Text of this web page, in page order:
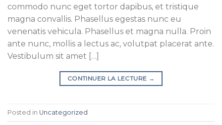
commodo nunc eget tortor dapibus, et tristique
magna convallis. Phasellus egestas nunc eu
venenatis vehicula. Phasellus et magna nulla. Proin
ante nunc, mollis a lectus ac, volutpat placerat ante.
Vestibulum sit amet […]
CONTINUER LA LECTURE →
Posted in Uncategorized